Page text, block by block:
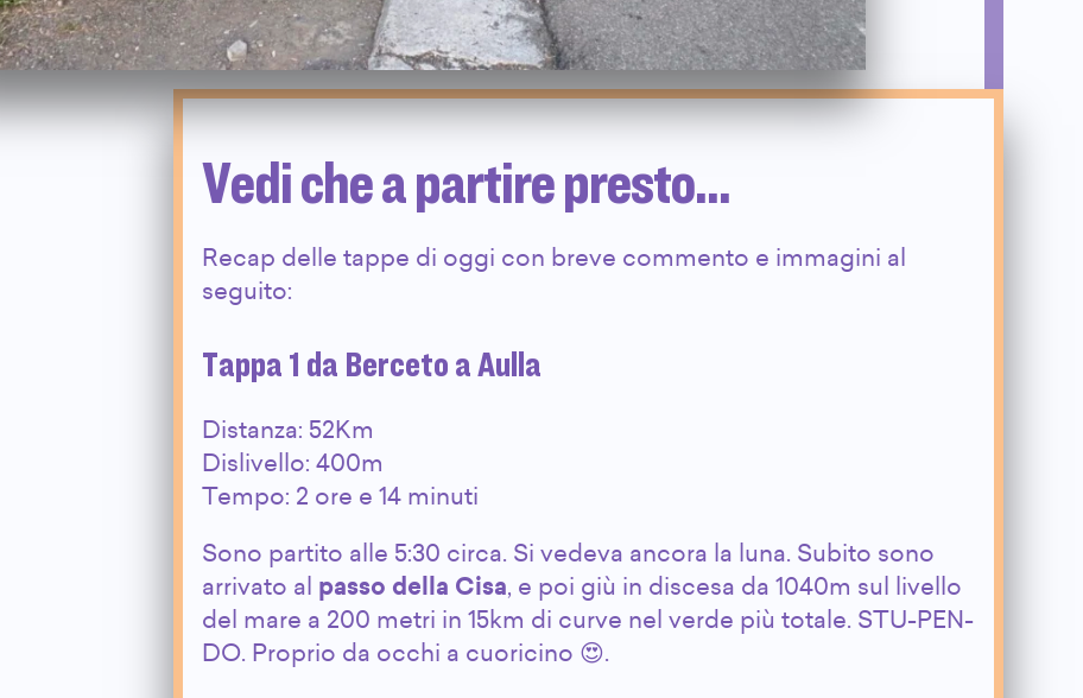
Vedi che a partire presto…
Recap delle tappe di oggi con breve commento e immagini al
seguito:
Tappa 1 da Berceto a Aulla
Distanza: 52Km
Dislivello: 400m
Tempo: 2 ore e 14 minuti
Sono partito alle 5:30 circa. Si vedeva ancora la luna. Subito sono
arrivato al passo della Cisa, e poi giù in discesa da 1040m sul livello
del mare a 200 metri in 15km di curve nel verde più totale. STU-PEN-
DO. Proprio da occhi a cuoricino 😍.